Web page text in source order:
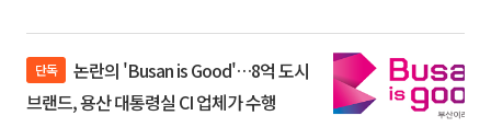
단독
브랜드, 용산 대통령실 CI 업체가 수행